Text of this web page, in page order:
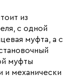
обогрев,
обогрев
резистивный
Секции STHL-LT
из
с одной
муфта, а с
муфты
и механически